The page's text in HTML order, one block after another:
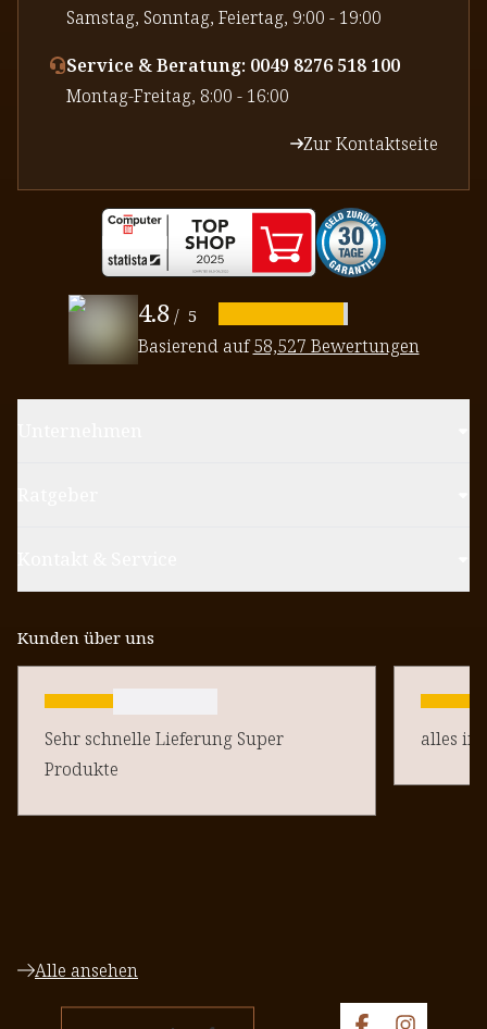
⁠Samstag, Sonntag, Feiertag, 9:00 - 19:00
Service & Beratung: 0049 8276 518 100
⁠Montag-Freitag, 8:00 - 16:00
Zur Kontaktseite
4.8 / 5
Basierend auf58,527 Bewertungen
Kunden über uns
Sehr schnelle Lieferung Super
Produkte
alles in
Alle ansehen